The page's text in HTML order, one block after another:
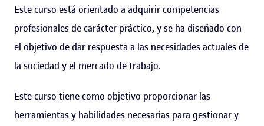
Este curso está orientado a adquirir competencias
profesionales de carácter práctico, y se ha diseñado con
el objetivo de dar respuesta a las necesidades actuales de
la sociedad y el mercado de trabajo.
Este curso tiene como objetivo proporcionar las
herramientas y habilidades necesarias para gestionar y